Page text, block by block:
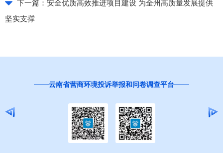
下一篇： 安全优质高效推进项目建设 为全州高质量发展提供
坚实支撑
云南省营商环境投诉举报和问卷调查平台